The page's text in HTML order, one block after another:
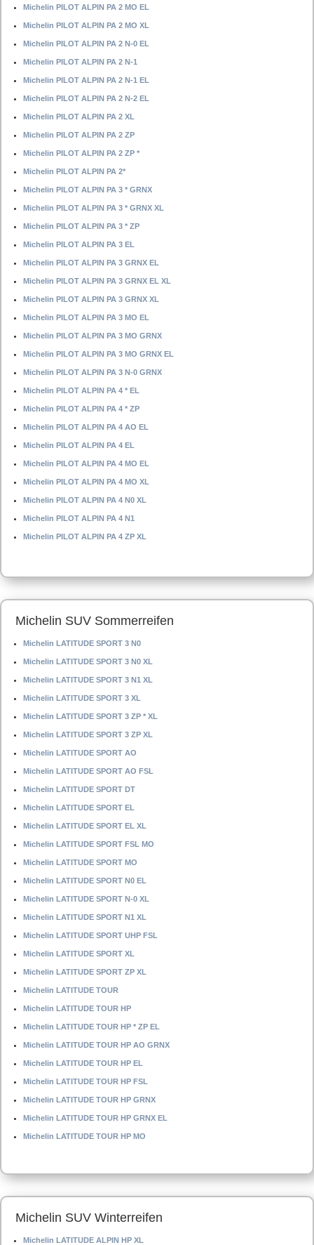
Michelin PILOT ALPIN PA 2 MO EL
Michelin PILOT ALPIN PA 2 MO XL
Michelin PILOT ALPIN PA 2 N-0 EL
Michelin PILOT ALPIN PA 2 N-1
Michelin PILOT ALPIN PA 2 N-1 EL
Michelin PILOT ALPIN PA 2 N-2 EL
Michelin PILOT ALPIN PA 2 XL
Michelin PILOT ALPIN PA 2 ZP
Michelin PILOT ALPIN PA 2 ZP *
Michelin PILOT ALPIN PA 2*
Michelin PILOT ALPIN PA 3 * GRNX
Michelin PILOT ALPIN PA 3 * GRNX XL
Michelin PILOT ALPIN PA 3 * ZP
Michelin PILOT ALPIN PA 3 EL
Michelin PILOT ALPIN PA 3 GRNX EL
Michelin PILOT ALPIN PA 3 GRNX EL XL
Michelin PILOT ALPIN PA 3 GRNX XL
Michelin PILOT ALPIN PA 3 MO EL
Michelin PILOT ALPIN PA 3 MO GRNX
Michelin PILOT ALPIN PA 3 MO GRNX EL
Michelin PILOT ALPIN PA 3 N-0 GRNX
Michelin PILOT ALPIN PA 4 * EL
Michelin PILOT ALPIN PA 4 * ZP
Michelin PILOT ALPIN PA 4 AO EL
Michelin PILOT ALPIN PA 4 EL
Michelin PILOT ALPIN PA 4 MO EL
Michelin PILOT ALPIN PA 4 MO XL
Michelin PILOT ALPIN PA 4 N0 XL
Michelin PILOT ALPIN PA 4 N1
Michelin PILOT ALPIN PA 4 ZP XL
Michelin SUV Sommerreifen
Michelin LATITUDE SPORT 3 N0
Michelin LATITUDE SPORT 3 N0 XL
Michelin LATITUDE SPORT 3 N1 XL
Michelin LATITUDE SPORT 3 XL
Michelin LATITUDE SPORT 3 ZP * XL
Michelin LATITUDE SPORT 3 ZP XL
Michelin LATITUDE SPORT AO
Michelin LATITUDE SPORT AO FSL
Michelin LATITUDE SPORT DT
Michelin LATITUDE SPORT EL
Michelin LATITUDE SPORT EL XL
Michelin LATITUDE SPORT FSL MO
Michelin LATITUDE SPORT MO
Michelin LATITUDE SPORT N0 EL
Michelin LATITUDE SPORT N-0 XL
Michelin LATITUDE SPORT N1 XL
Michelin LATITUDE SPORT UHP FSL
Michelin LATITUDE SPORT XL
Michelin LATITUDE SPORT ZP XL
Michelin LATITUDE TOUR
Michelin LATITUDE TOUR HP
Michelin LATITUDE TOUR HP * ZP EL
Michelin LATITUDE TOUR HP AO GRNX
Michelin LATITUDE TOUR HP EL
Michelin LATITUDE TOUR HP FSL
Michelin LATITUDE TOUR HP GRNX
Michelin LATITUDE TOUR HP GRNX EL
Michelin LATITUDE TOUR HP MO
Michelin SUV Winterreifen
Michelin LATITUDE ALPIN HP XL